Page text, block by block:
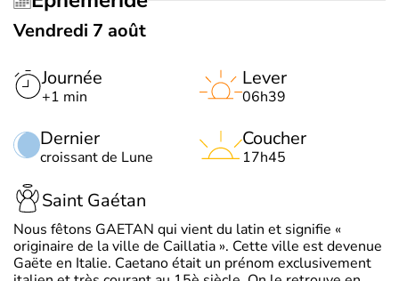
Vendredi 7 août
Journée
+1 min
Dernier
croissant de Lune
Lever
06h39
Coucher
17h45
Saint Gaétan
Nous fêtons GAETAN qui vient du latin et signifie «
originaire de la ville de Caillatia ». Cette ville est devenue
Gaëte en Italie. Caetano était un prénom exclusivement